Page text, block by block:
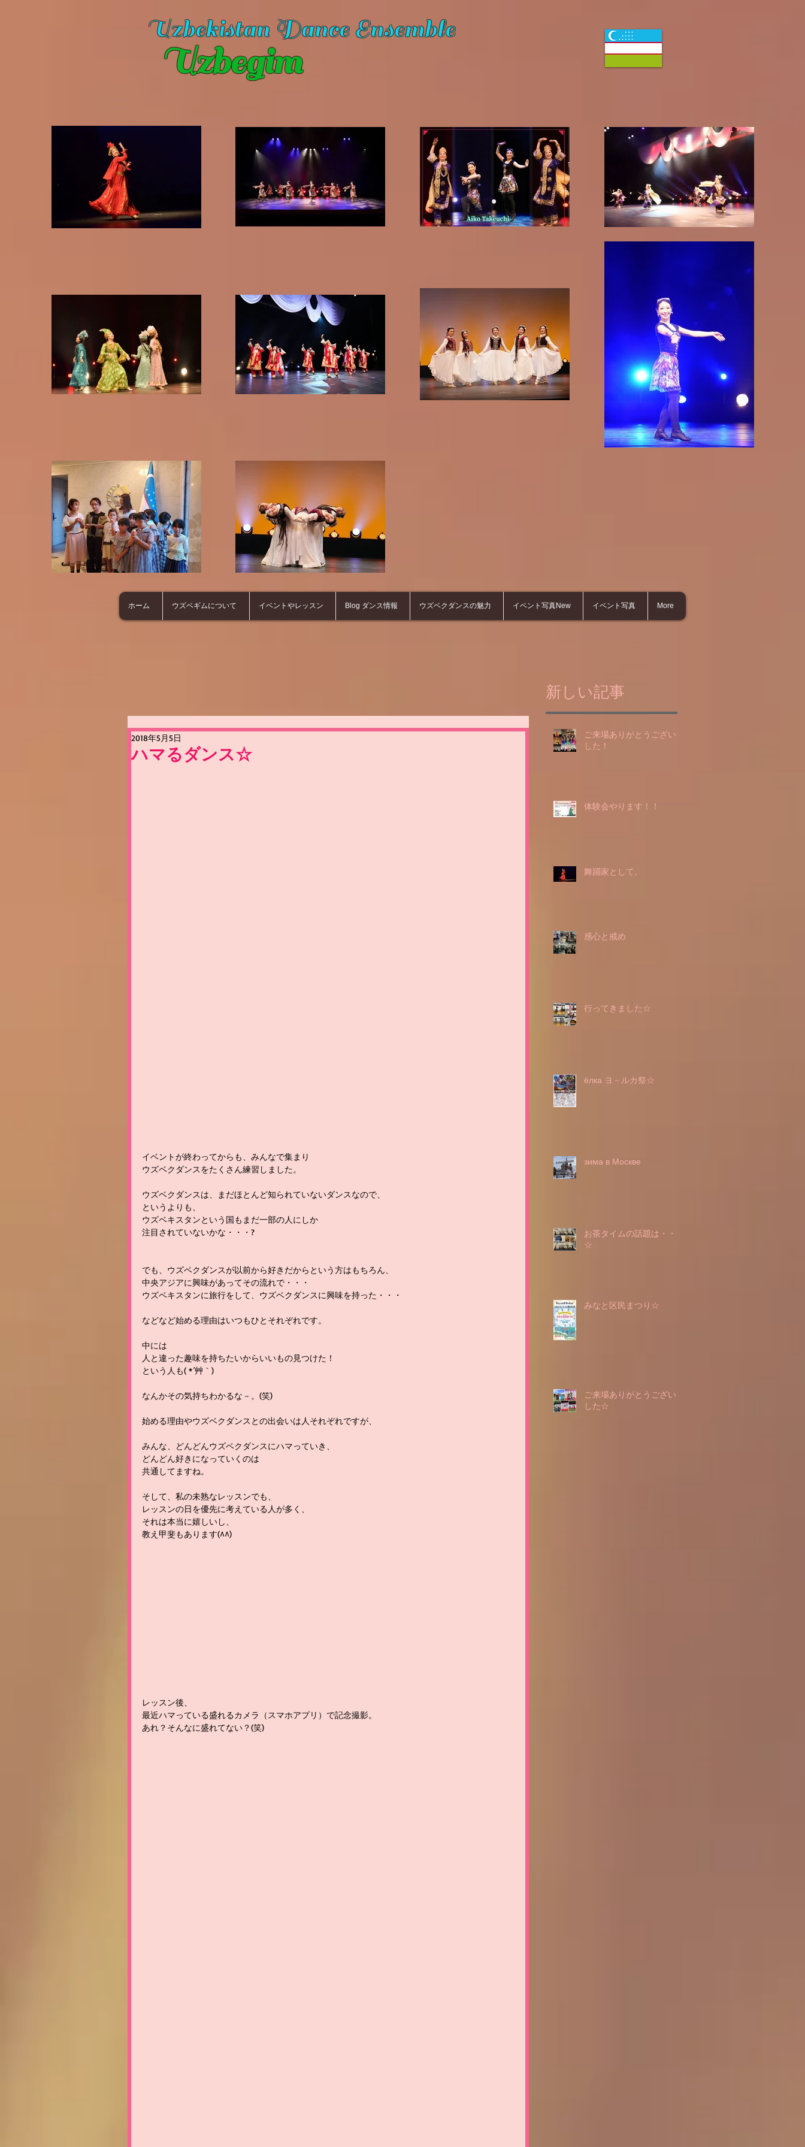
Uzbekistan Dance Ensemble
Uzbegim
ホーム ウズベギムについて イベントやレッスン Blog ダンス情報 ウズベクダンスの魅力 イベント写真New イベント写真 More
新しい記事
ハマるダンス☆
2018年5月5日
イベントが終わってからも、みんなで集まり
ウズベクダンスをたくさん練習しました。
ウズベクダンスは、まだほとんど知られていないダンスなので、
というよりも、
ウズベキスタンという国もまだ一部の人にしか
注目されていないかな・・・?
でも、ウズベクダンスが以前から好きだからという方はもちろん、
中央アジアに興味があってその流れで・・・
ウズベキスタンに旅行をして、ウズベクダンスに興味を持った・・・
などなど始める理由はいつもひとそれぞれです。
中には
人と違った趣味を持ちたいからいいもの見つけた！
という人も( *´艸｀)
なんかその気持ちわかるな－。(笑)
始める理由やウズベクダンスとの出会いは人それぞれですが、
みんな、どんどんウズベクダンスにハマっていき、
どんどん好きになっていくのは
共通してますね。
そして、私の未熟なレッスンでも、
レッスンの日を優先に考えている人が多く、
それは本当に嬉しいし、
教え甲斐もあります(^^)
レッスン後、
最近ハマっている盛れるカメラ（スマホアプリ）で記念撮影。
あれ？そんなに盛れてない？(笑)
ご来場ありがとうございま
した！
体験会やります！！
舞踊家として。
感心と戒め
行ってきました☆
ёлка ヨ－ルカ祭☆
зима в Москве
お茶タイムの話題は・・・
☆
みなと区民まつり☆
ご来場ありがとうございま
した☆